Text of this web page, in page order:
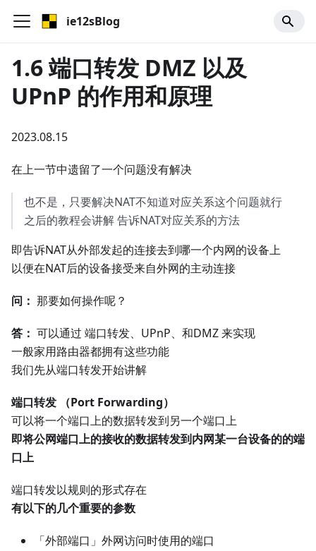
ie12sBlog
1.6 端口转发 DMZ 以及
UPnP 的作用和原理
2023.08.15
在上一节中遗留了一个问题没有解决
也不是，只要解决NAT不知道对应关系这个问题就行
之后的教程会讲解 告诉NAT对应关系的方法
即告诉NAT从外部发起的连接去到哪一个内网的设备上
以便在NAT后的设备接受来自外网的主动连接
问： 那要如何操作呢？
答： 可以通过 端口转发、UPnP、和DMZ 来实现
一般家用路由器都拥有这些功能
我们先从端口转发开始讲解
端口转发 （Port Forwarding）
可以将一个端口上的数据转发到另一个端口上
即将公网端口上的接收的数据转发到内网某一台设备的的端
口上
端口转发以规则的形式存在
有以下的几个重要的参数
「外部端口」外网访问时使用的端口